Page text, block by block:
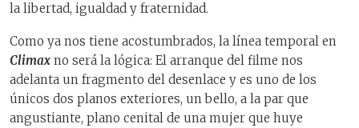
la libertad, igualdad y fraternidad.
Como ya nos tiene acostumbrados, la línea temporal en
Climax no será la lógica: El arranque del filme nos
adelanta un fragmento del desenlace y es uno de los
únicos dos planos exteriores, un bello, a la par que
angustiante, plano cenital de una mujer que huye